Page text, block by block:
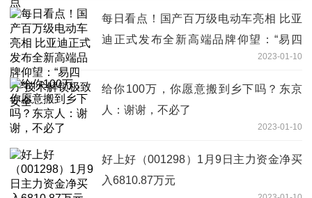
每日看点！国产百万级电动车亮相 比亚
迪正式发布全新高端品牌仰望：“易四
2023-01-10
给你100万，你愿意搬到乡下吗？东京
人：谢谢，不必了
2023-01-10
好上好（001298）1月9日主力资金净买
入6810.87万元